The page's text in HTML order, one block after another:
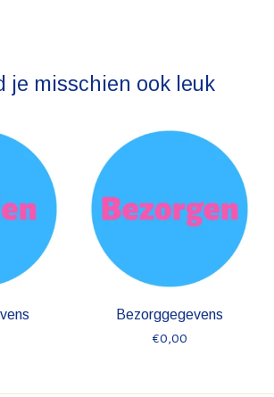
je misschien ook leuk
Bezorggegevens
€0,00